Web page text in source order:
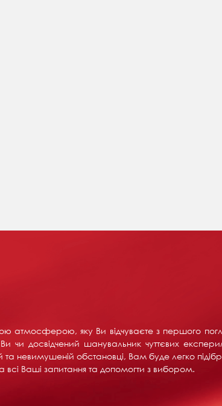
атмосферою, яку Ви відчуваєте з першого
досвідчений шанувальник чуттєвих
невимушеній обстановці, Вам буде легко
Ваші запитання та допомогти з вибором.